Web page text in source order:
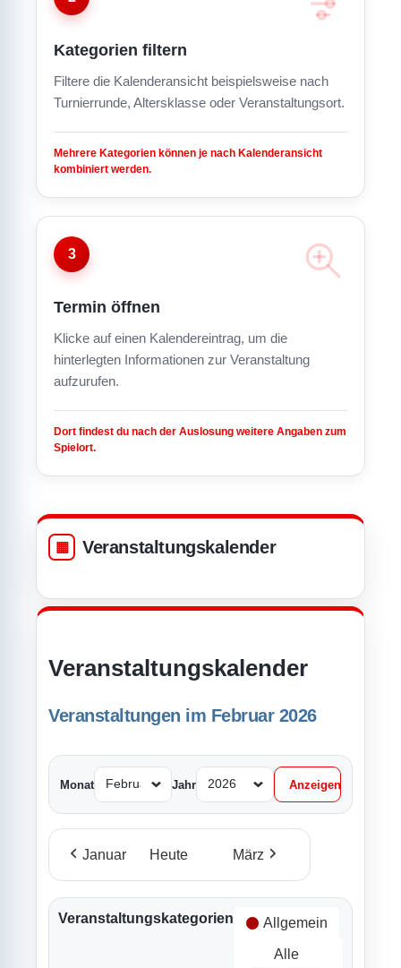
Kategorien filtern
Filtere die Kalenderansicht beispielsweise nach
Turnierrunde, Altersklasse oder Veranstaltungsort.
Mehrere Kategorien können je nach Kalenderansicht
kombiniert werden.
3
Termin öffnen
Klicke auf einen Kalendereintrag, um die
hinterlegten Informationen zur Veranstaltung
aufzurufen.
Dort findest du nach der Auslosung weitere Angaben zum
Spielort.
Veranstaltungskalender
Veranstaltungskalender
Veranstaltungen im Februar 2026
Monat Jahr
Januar Heute März
Veranstaltungskategorien Allgemein
Alle